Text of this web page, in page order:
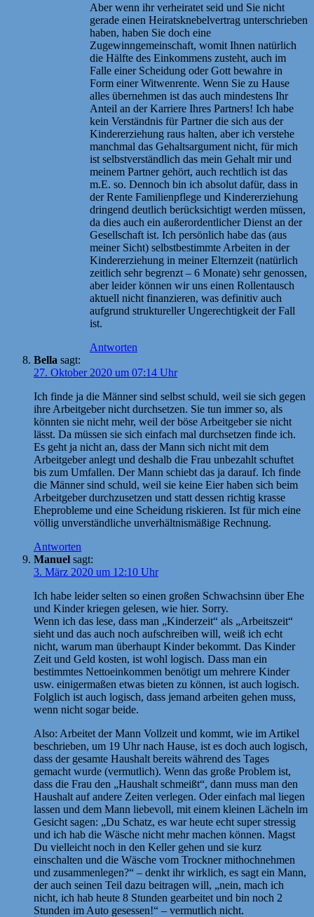
Aber wenn ihr verheiratet seid und Sie nicht
gerade einen Heiratsknebelvertrag unterschrieben
haben, haben Sie doch eine
Zugewinngemeinschaft, womit Ihnen natürlich
die Hälfte des Einkommens zusteht, auch im
Falle einer Scheidung oder Gott bewahre in
Form einer Witwenrente. Wenn Sie zu Hause
alles übernehmen ist das auch mindestens Ihr
Anteil an der Karriere Ihres Partners! Ich habe
kein Verständnis für Partner die sich aus der
Kindererziehung raus halten, aber ich verstehe
manchmal das Gehaltsargument nicht, für mich
ist selbstverständlich das mein Gehalt mir und
meinem Partner gehört, auch rechtlich ist das
m.E. so. Dennoch bin ich absolut dafür, dass in
der Rente Familienpflege und Kindererziehung
dringend deutlich berücksichtigt werden müssen,
da dies auch ein außerordentlicher Dienst an der
Gesellschaft ist. Ich persönlich habe das (aus
meiner Sicht) selbstbestimmte Arbeiten in der
Kindererziehung in meiner Elternzeit (natürlich
zeitlich sehr begrenzt – 6 Monate) sehr genossen,
aber leider können wir uns einen Rollentausch
aktuell nicht finanzieren, was definitiv auch
aufgrund struktureller Ungerechtigkeit der Fall
ist.
Antworten
Bella sagt:
27. Oktober 2020 um 07:14 Uhr
Ich finde ja die Männer sind selbst schuld, weil sie sich gegen
ihre Arbeitgeber nicht durchsetzen. Sie tun immer so, als
könnten sie nicht mehr, weil der böse Arbeitgeber sie nicht
lässt. Da müssen sie sich einfach mal durchsetzen finde ich.
Es geht ja nicht an, dass der Mann sich nicht mit dem
Arbeitgeber anlegt und deshalb die Frau unbezahlt schuftet
bis zum Umfallen. Der Mann schiebt das ja darauf. Ich finde
die Männer sind schuld, weil sie keine Eier haben sich beim
Arbeitgeber durchzusetzen und statt dessen richtig krasse
Eheprobleme und eine Scheidung riskieren. Ist für mich eine
völlig unverständliche unverhältnismäßige Rechnung.
Antworten
Manuel sagt:
3. März 2020 um 12:10 Uhr
Ich habe leider selten so einen großen Schwachsinn über Ehe
und Kinder kriegen gelesen, wie hier. Sorry.
Wenn ich das lese, dass man „Kinderzeit“ als „Arbeitszeit“
sieht und das auch noch aufschreiben will, weiß ich echt
nicht, warum man überhaupt Kinder bekommt. Das Kinder
Zeit und Geld kosten, ist wohl logisch. Dass man ein
bestimmtes Nettoeinkommen benötigt um mehrere Kinder
usw. einigermaßen etwas bieten zu können, ist auch logisch.
Folglich ist auch logisch, dass jemand arbeiten gehen muss,
wenn nicht sogar beide.
Also: Arbeitet der Mann Vollzeit und kommt, wie im Artikel
beschrieben, um 19 Uhr nach Hause, ist es doch auch logisch,
dass der gesamte Haushalt bereits während des Tages
gemacht wurde (vermutlich). Wenn das große Problem ist,
dass die Frau den „Haushalt schmeißt“, dann muss man den
Haushalt auf andere Zeiten verlegen. Oder einfach mal liegen
lassen und dem Mann liebevoll, mit einem kleinen Lächeln im
Gesicht sagen: „Du Schatz, es war heute echt super stressig
und ich hab die Wäsche nicht mehr machen können. Magst
Du vielleicht noch in den Keller gehen und sie kurz
einschalten und die Wäsche vom Trockner mithochnehmen
und zusammenlegen?“ – denkt ihr wirklich, es sagt ein Mann,
der auch seinen Teil dazu beitragen will, „nein, mach ich
nicht, ich hab heute 8 Stunden gearbeitet und bin noch 2
Stunden im Auto gesessen!“ – vermutlich nicht.